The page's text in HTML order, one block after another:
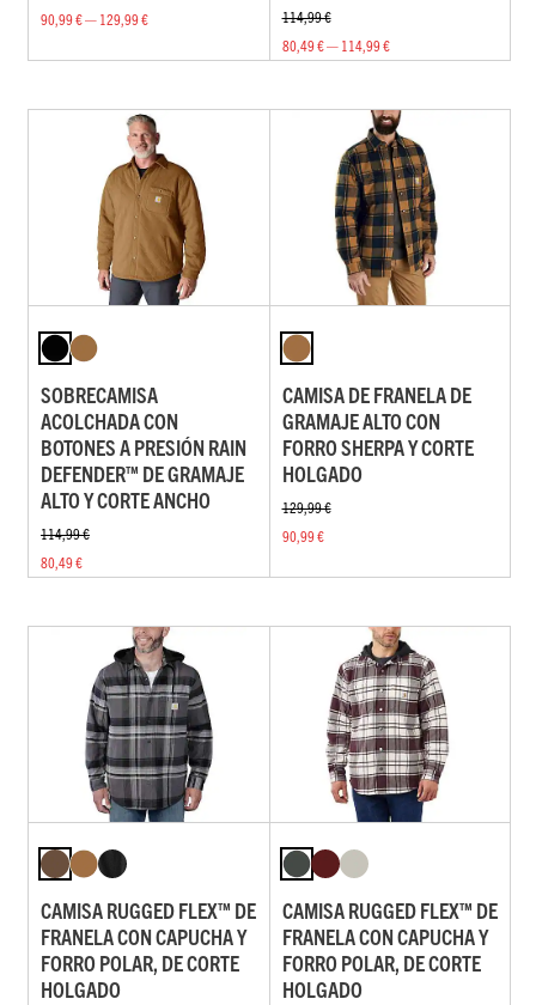
90,99 € — 129,99 €
114,99 €
80,49 € — 114,99 €
SOBRECAMISA
ACOLCHADA CON
BOTONES A PRESIÓN RAIN
DEFENDER™ DE GRAMAJE
ALTO Y CORTE ANCHO
114,99 €
80,49 €
CAMISA DE FRANELA DE
GRAMAJE ALTO CON
FORRO SHERPA Y CORTE
HOLGADO
129,99 €
90,99 €
CAMISA RUGGED FLEX™ DE
FRANELA CON CAPUCHA Y
FORRO POLAR, DE CORTE
HOLGADO
CAMISA RUGGED FLEX™ DE
FRANELA CON CAPUCHA Y
FORRO POLAR, DE CORTE
HOLGADO